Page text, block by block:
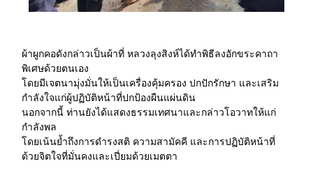
ผ้าผูกคอดังกล่าวเป็นผ้าที่ หลวงลุงสิงห์ได้ทำพิธีลงอักขระคาถา
พิเศษด้วยตนเอง
โดยมีเจตนามุ่งมั่นให้เป็นเครื่องคุ้มครอง ปกปักรักษา และเสริม
กำลังใจแก่ผู้ปฏิบัติหน้าที่ปกป้องผืนแผ่นดิน
นอกจากนี้ ท่านยังได้แสดงธรรมเทศนาและกล่าวโอวาทให้แก่
กำลังพล
โดยเน้นย้ำถึงการดำรงสติ ความสามัคคี และการปฏิบัติหน้าที่
ด้วยจิตใจที่มั่นคงและเปี่ยมด้วยเมตตา